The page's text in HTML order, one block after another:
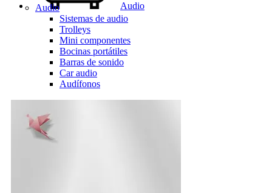
Audio
Audio
Sistemas de audio
Trolleys
Mini componentes
Bocinas portátiles
Barras de sonido
Car audio
Audífonos